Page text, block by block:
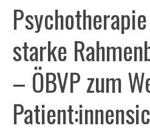
starke
– ÖBVP zum